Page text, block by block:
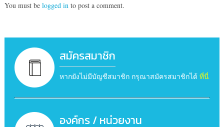
You must be logged into post a comment.
สมัครสมาชิก
หากยังไม่มีบัญชีสมาชิก กรุณาสมัครสมาชิกได้ ที่นี่
องค์กร / หน่วยงาน